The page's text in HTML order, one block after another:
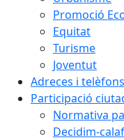
Promoció
Equitat
Turisme
Joventut
Adreces i telèfons
Participació
Normativa
Decidim-